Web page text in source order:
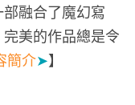
融合了魔幻寫
美的作品總是令
簡介➤】